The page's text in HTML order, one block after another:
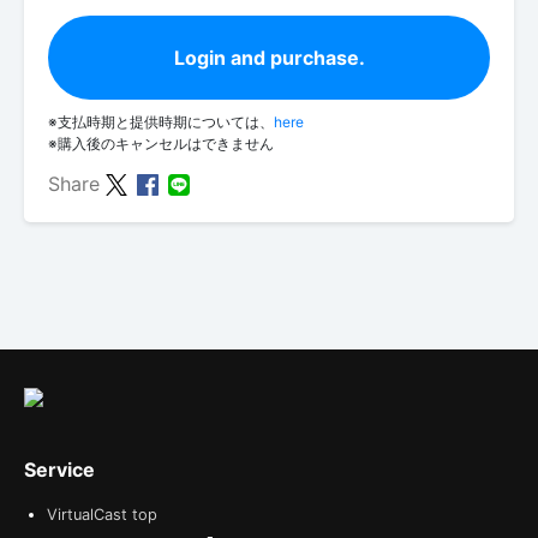
Login and purchase.
※支払時期と提供時期については、 here
※購入後のキャンセルはできません
Share
Service
VirtualCast top